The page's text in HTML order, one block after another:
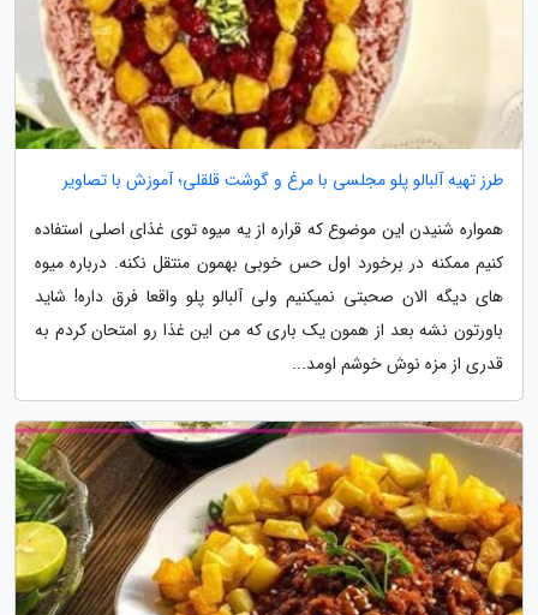
طرز تهیه آلبالو پلو مجلسی با مرغ و گوشت قلقلی؛ آموزش با تصاویر
همواره شنیدن این موضوع که قراره از یه میوه توی غذای اصلی استفاده
کنیم ممکنه در برخورد اول حس خوبی بهمون منتقل نکنه. درباره میوه
های دیگه الان صحبتی نمیکنیم ولی آلبالو پلو واقعا فرق داره! شاید
باورتون نشه بعد از همون یک باری که من این غذا رو امتحان کردم به
قدری از مزه نوش خوشم اومد...